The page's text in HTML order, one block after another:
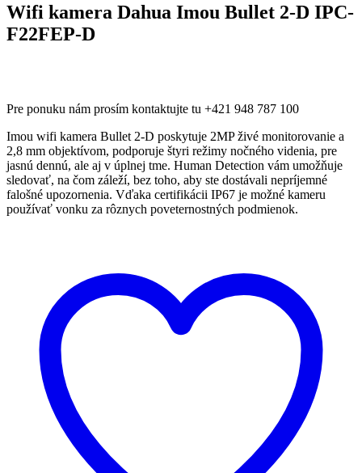
Wifi kamera Dahua Imou Bullet 2-D IPC-
F22FEP-D
Pre ponuku nám prosím kontaktujte tu +421 948 787 100
Imou wifi kamera Bullet 2-D poskytuje 2MP živé monitorovanie a
2,8 mm objektívom, podporuje štyri režimy nočného videnia, pre
jasnú dennú, ale aj v úplnej tme. Human Detection vám umožňuje
sledovať, na čom záleží, bez toho, aby ste dostávali nepríjemné
falošné upozornenia. Vďaka certifikácii IP67 je možné kameru
používať vonku za rôznych poveternostných podmienok.